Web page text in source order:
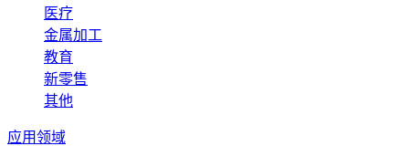
医疗
金属加工
教育
新零售
其他
应用领域